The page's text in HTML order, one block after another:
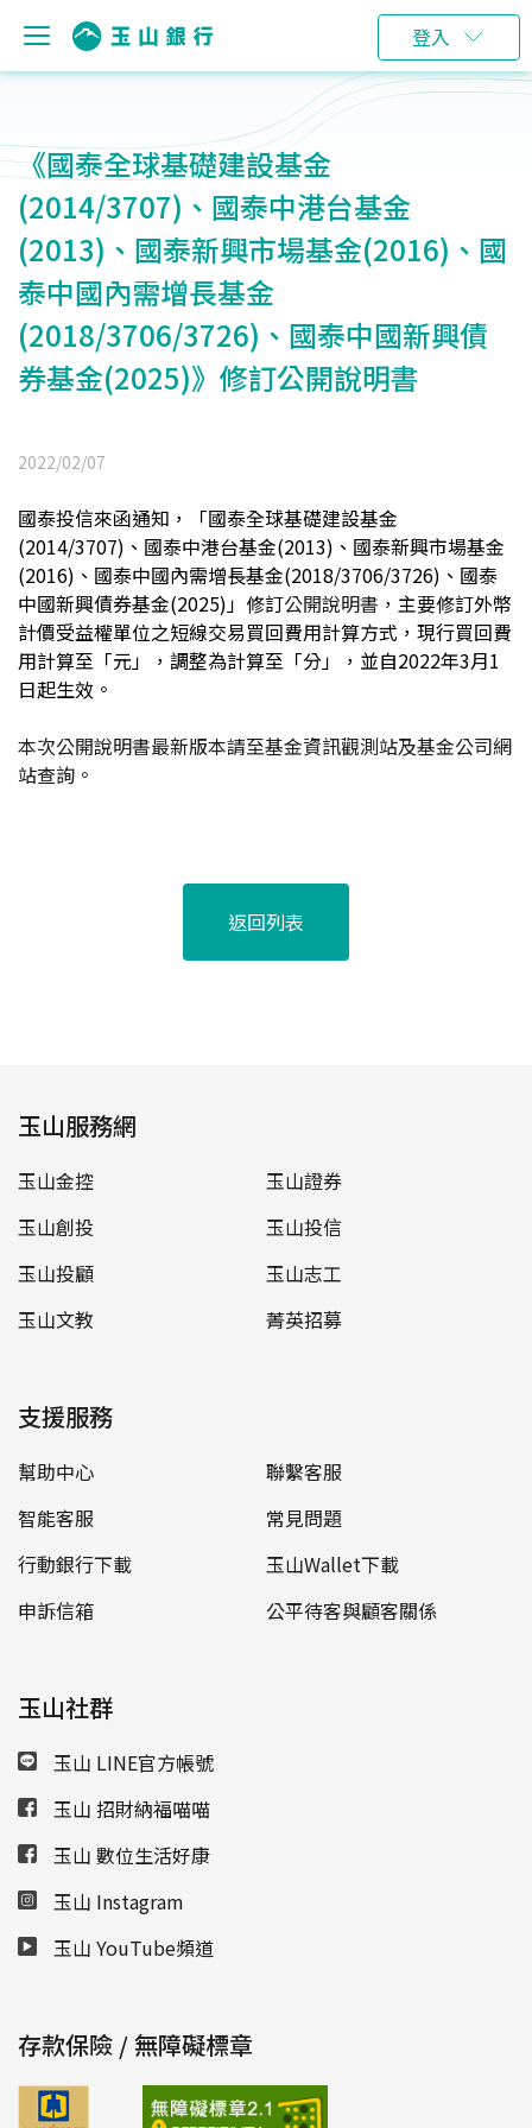
登入
《國泰全球基礎建設基金
(2014/3707)、國泰中港台基金
(2013)、國泰新興市場基金(2016)、國
泰中國內需增長基金
(2018/3706/3726)、國泰中國新興債
券基金(2025)》修訂公開說明書
2022/02/07
國泰投信來函通知，「國泰全球基礎建設基金
(2014/3707)、國泰中港台基金(2013)、國泰新興市場基金
(2016)、國泰中國內需增長基金(2018/3706/3726)、國泰
中國新興債券基金(2025)」修訂公開說明書， 主要修訂外幣
計價受益權單位之短線交易買回費用計算方式，現行買回費
用計算至 「元」 ，調整為計算至 「分」
，並自2022年3月1
日起生效。
本次公開說明書最新版本請至基金資訊觀測站及基金公司網
站查詢。
返回列表
玉山服務網
玉山金控
玉山證券
玉山創投
玉山投信
玉山投顧
玉山志工
玉山文教
菁英招募
支援服務
幫助中心
聯繫客服
智能客服
常見問題
行動銀行下載
玉山Wallet下載
申訴信箱
公平待客與顧客關係
玉山社群
玉山 LINE官方帳號
玉山 招財納福喵喵
玉山 數位生活好康
玉山 Instagram
玉山 YouTube頻道
存款保險 / 無障礙標章